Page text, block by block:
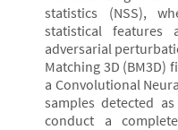
statistics (NSS),
statistical
adversarial
Matching 3D (BM3D)
a Convolutional
samples detected
conduct a